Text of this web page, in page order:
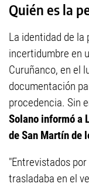
Quién es la
La identidad de
incertidumbre en
Curuñanco, en el
documentación
procedencia. Sin
Solano informó a
de San Martín de
"Entrevistados
trasladaba en el